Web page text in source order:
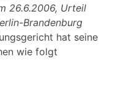
26.6.2006, Urteil
Brandenburg
hat seine
wie folgt